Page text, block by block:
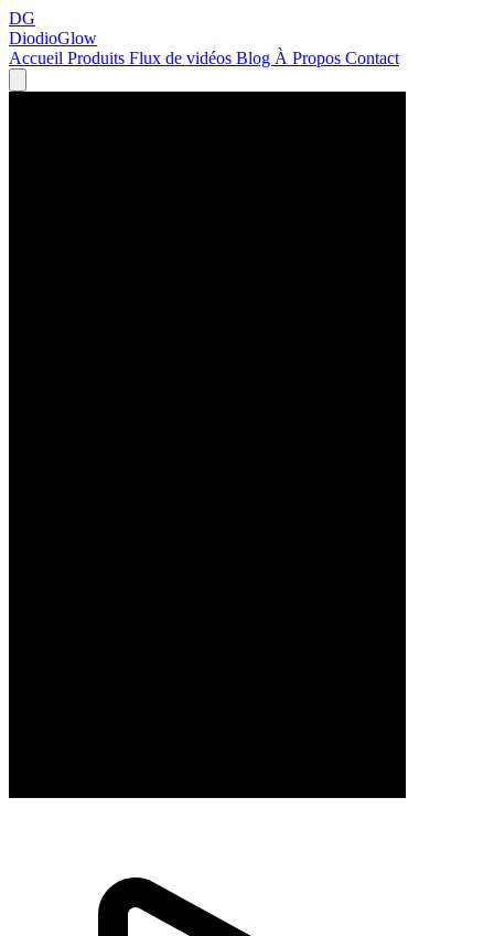
DG
DiodioGlow
Accueil Produits Flux de vidéos Blog À Propos Contact